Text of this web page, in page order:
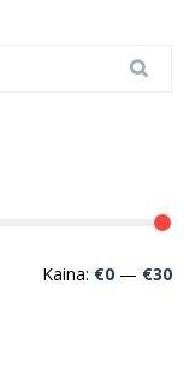
Kaina: €0 — €30